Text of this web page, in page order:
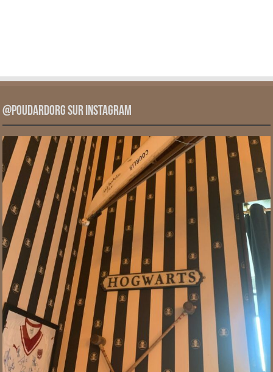
@PoudardOrg sur Instagram